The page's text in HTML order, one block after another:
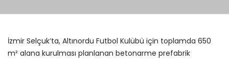
İzmir Selçuk’ta, Altınordu Futbol Kulübü için toplamda 650
m² alana kurulması planlanan betonarme prefabrik